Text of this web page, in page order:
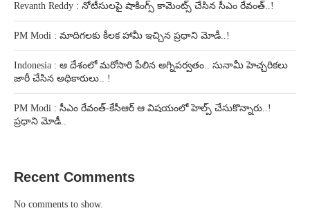
Revanth Reddy : నోటీసులపై షాకింగ్స్ కామెంట్స్ చేసిన సీఎం రేవంత్..!
PM Modi : మాదిగలకు కీలక హామీ ఇచ్చిన ప్రధాని మోడీ..!
Indonesia : ఆ దేశంలో మరోసారి పేలిన అగ్నిపర్వతం.. సునామీ హెచ్చరికలు
జారీ చేసిన అధికారులు.. !
PM Modi : సీఎం రేవంత్-కేసీఆర్ ఆ విషయంలో హెల్ప్ చేసుకొన్నారు..!
ప్రధాని మోడీ..
Recent Comments
No comments to show.